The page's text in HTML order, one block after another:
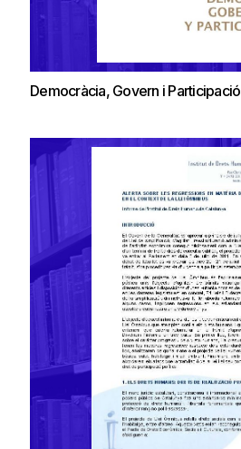
Democràcia, Govern i Participació